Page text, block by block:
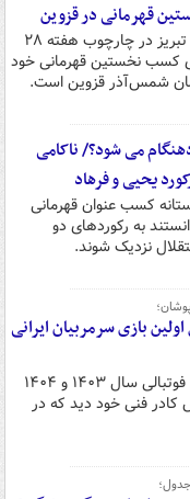
قهرمانی در قزوین
تیم صدرجدولی تراکتور تبریز در چارچوب هفته ۲۸
کسب نخستین قهرمانی خود
شمس‌آذر قزوین است.
می شود؟/ ناکامی
یحیی و فرهاد
کسب عنوان قهرمانی
به رکوردهای دو
نزدیک شوند.
بازی سرمربیان ایرانی
استقلال در فصل جاری فوتبالی سال ۱۴۰۳ و ۱۴۰۴
فنی خود دید که در